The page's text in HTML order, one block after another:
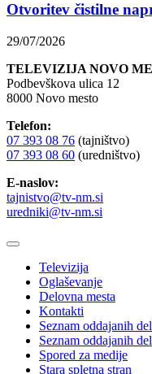
Otvoritev čistilne
29/07/2026
TELEVIZIJA NOVO
Podbevškova ulica 12
8000 Novo mesto
Telefon:
07 393 08 76 (tajništvo)
07 393 08 60 (uredništvo)
E-naslov:
tajnistvo@tv-nm.si
uredniki@tv-nm.si
Televizija
Oglaševanje
Delovna mesta
Kontakti
Seznam oddajanih
Seznam oddajanih
Spored za medije
Stara spletna stran